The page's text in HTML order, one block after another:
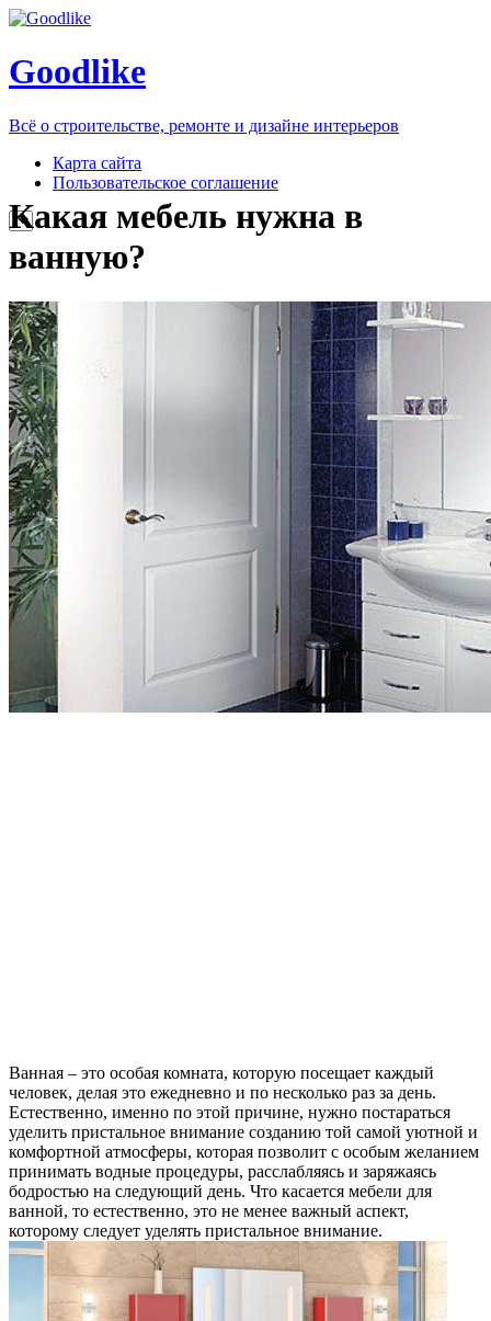
Goodlike
Всё о строительстве, ремонте и дизайне интерьеров
Карта сайта
Пользовательское соглашение
Какая мебель нужна в
ванную?
Ванная – это особая комната, которую посещает каждый
человек, делая это ежедневно и по несколько раз за день.
Естественно, именно по этой причине, нужно постараться
уделить пристальное внимание созданию той самой уютной и
комфортной атмосферы, которая позволит с особым желанием
принимать водные процедуры, расслабляясь и заряжаясь
бодростью на следующий день. Что касается мебели для
ванной, то естественно, это не менее важный аспект,
которому следует уделять пристальное внимание.